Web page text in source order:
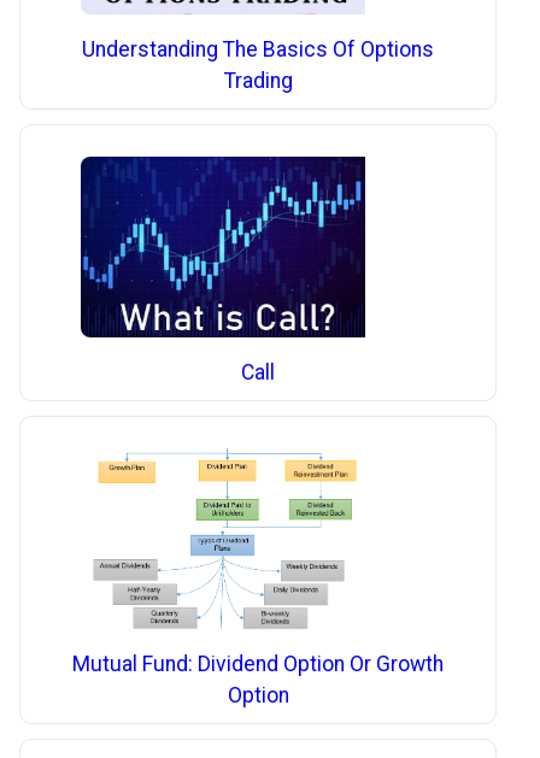
Understanding The Basics Of Options
Trading
Call
Mutual Fund: Dividend Option Or Growth
Option